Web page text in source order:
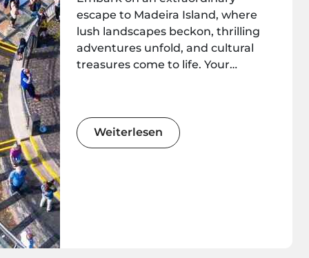
escape to Madeira Island, where
lush landscapes beckon, thrilling
adventures unfold, and cultural
treasures come to life. Your
Weiterlesen